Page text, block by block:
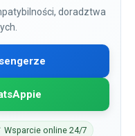
doradztwa
Wsparcie online 24/7